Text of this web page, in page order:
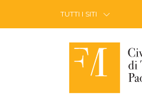
TUTTI I SITI